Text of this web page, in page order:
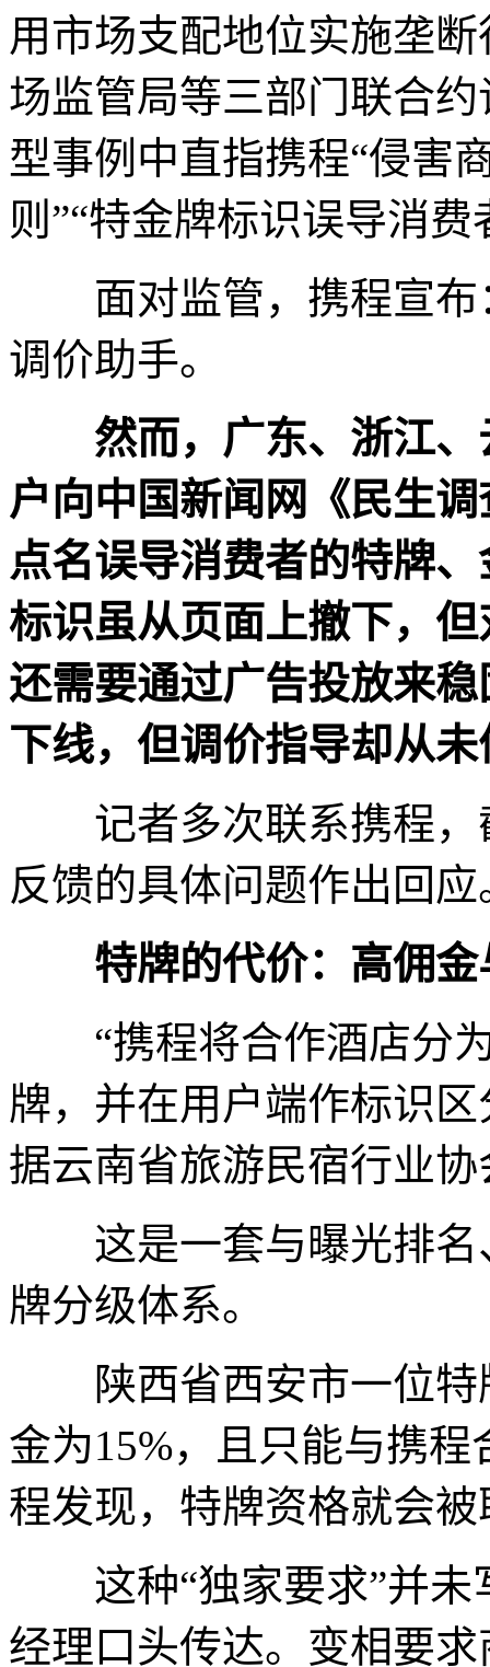
用市场支配地位实施垄
场监管局等三部门联合
型事例中直指携程“侵害
则”“特金牌标识误导消费
面对监管，携程宣布
调价助手。
然而，广东、浙江
户向中国新闻网《民生
点名误导消费者的特牌
标识虽从页面上撤下，
还需要通过广告投放来
下线，但调价指导却从未
记者多次联系携程，
反馈的具体问题作出回应
特牌的代价：高佣金
“携程将合作酒店分
牌，并在用户端作标识
据云南省旅游民宿行业
这是一套与曝光排名
牌分级体系。
陕西省西安市一位特
金为15%，且只能与携
程发现，特牌资格就会被
这种“独家要求”并未
经理口头传达。变相要求